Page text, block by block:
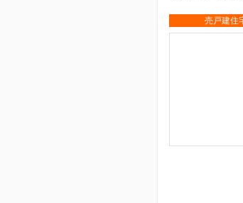
売戸建住